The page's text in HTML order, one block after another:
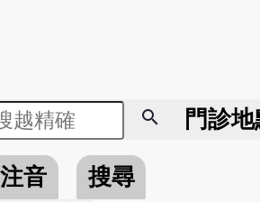
search 門診
注音
搜尋